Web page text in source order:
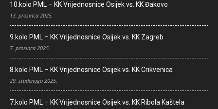
10.kolo PML – KK Vrijednosnice Osijek vs. KK Đakovo
13. prosinca 2025.
9.kolo PML – KK Vrijednosnice Osijek vs. KK Zagreb
7. prosinca 2025.
8.kolo PML – KK Vrijednosnice Osijek vs. KK Crikvenica
29. studenoga 2025.
7.kolo PML – KK Vrijednosnice Osijek vs. KK Ribola Kaštela